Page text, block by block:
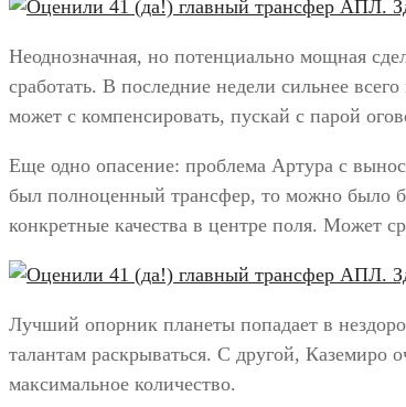
Неоднозначная, но потенциально мощная
сработать. В последние недели сильнее
может с компенсировать, пускай с парой
Еще одно опасение: проблема Артура с
был полноценный трансфер, то можно было
конкретные качества в центре поля. Может
Лучший опорник планеты попадает в
талантам раскрываться. С другой, Каземиро
максимальное количество.